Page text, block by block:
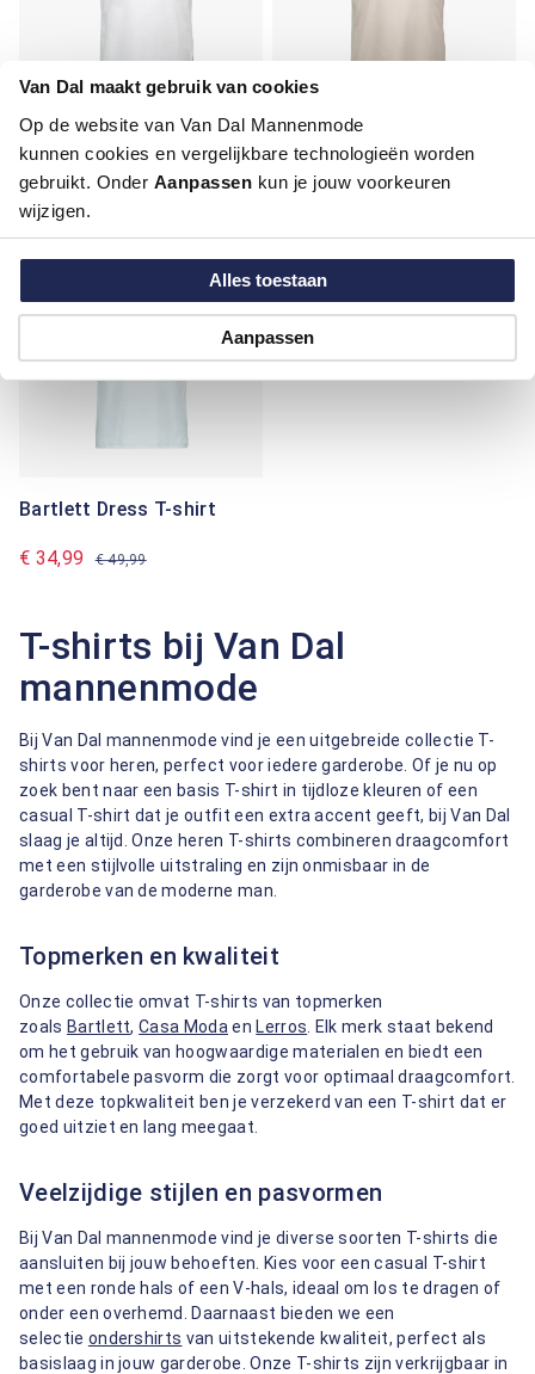
Van Dal maakt gebruik van cookies
Op de website van Van Dal Mannenmode
kunnen cookies en vergelijkbare technologieën worden
gebruikt. Onder Aanpassen kun je jouw voorkeuren
wijzigen.
Alles toestaan
Aanpassen
Bartlett Dress T-shirt
€ 34,99
Bartlett Dress T-shirt
€ 34,99
Bartlett Dress T-shirt
€ 34,99 € 49,99
T-shirts bij Van Dal
mannenmode
Bij Van Dal mannenmode vind je een uitgebreide collectie T-
shirts voor heren, perfect voor iedere garderobe. Of je nu op
zoek bent naar een basis T-shirt in tijdloze kleuren of een
casual T-shirt dat je outfit een extra accent geeft, bij Van Dal
slaag je altijd. Onze heren T-shirts combineren draagcomfort
met een stijlvolle uitstraling en zijn onmisbaar in de
garderobe van de moderne man.
Topmerken en kwaliteit
Onze collectie omvat T-shirts van topmerken
zoals Bartlett,Casa Moda en Lerros . Elk merk staat bekend
om het gebruik van hoogwaardige materialen en biedt een
comfortabele pasvorm die zorgt voor optimaal draagcomfort.
Met deze topkwaliteit ben je verzekerd van een T-shirt dat er
goed uitziet en lang meegaat.
Veelzijdige stijlen en pasvormen
Bij Van Dal mannenmode vind je diverse soorten T-shirts die
aansluiten bij jouw behoeften. Kies voor een casual T-shirt
met een ronde hals of een V-hals, ideaal om los te dragen of
onder een overhemd. Daarnaast bieden we een
selectie ondershirts van uitstekende kwaliteit, perfect als
basislaag in jouw garderobe. Onze T-shirts zijn verkrijgbaar in